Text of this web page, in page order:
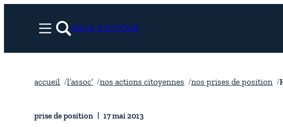
Menurechercher
NOUS SOUTENIR
accueil l’assoc’ nos actions citoyennes nos prises de position
prise de position 17 mai 2013